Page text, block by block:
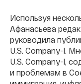
Используя
Афанасьева
руководила
U.S. Company-I.
U.S. Company-I,
и проблемам в